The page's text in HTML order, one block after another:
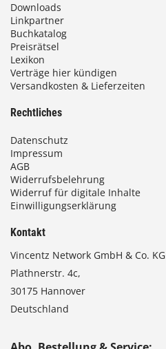
€
Downloads
Linkpartner
Buchkatalog
Preisrätsel
Lexikon
Verträge hier kündigen
Versandkosten & Lieferzeiten
Rechtliches
Datenschutz
Impressum
AGB
Widerrufsbelehrung
Widerruf für digitale Inhalte
Einwilligungserklärung
Kontakt
Vincentz Network GmbH & Co. KG
Plathnerstr. 4c,
30175 Hannover
Deutschland